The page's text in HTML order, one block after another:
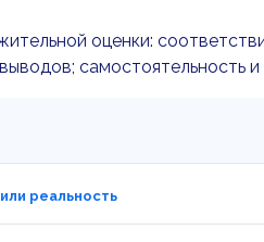
оценки:
самостоятельность и
реальность